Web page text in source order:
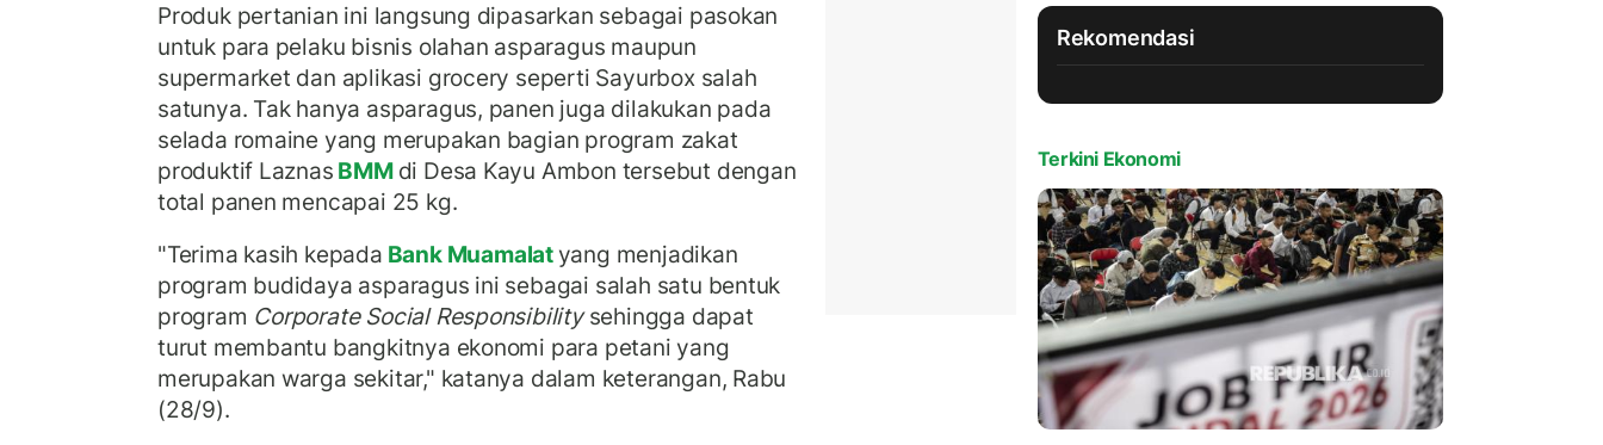
Produk pertanian ini langsung dipasarkan sebagai pasokan
untuk para pelaku bisnis olahan asparagus maupun
supermarket dan aplikasi grocery seperti Sayurbox salah
satunya. Tak hanya asparagus, panen juga dilakukan pada
selada romaine yang merupakan bagian program zakat
produktif Laznas BMM di Desa Kayu Ambon tersebut dengan
total panen mencapai 25 kg.
"Terima kasih kepada Bank Muamalat yang menjadikan
program budidaya asparagus ini sebagai salah satu bentuk
program Corporate Social Responsibilitysehingga dapat
turut membantu bangkitnya ekonomi para petani yang
merupakan warga sekitar," katanya dalam keterangan, Rabu
(28/9).
Rekomendasi
Terkini Ekonomi